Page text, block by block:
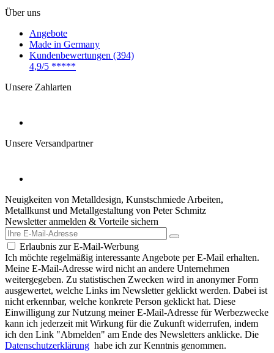
Über uns
Angebote
Made in Germany
Kundenbewertungen (394)
4,9/5 *****
Unsere Zahlarten
Unsere Versandpartner
Neuigkeiten von Metalldesign, Kunstschmiede Arbeiten,
Metallkunst und Metallgestaltung von Peter Schmitz
Newsletter anmelden & Vorteile sichern
Erlaubnis zur E-Mail-Werbung
Ich möchte regelmäßig interessante Angebote per E-Mail erhalten.
Meine E-Mail-Adresse wird nicht an andere Unternehmen
weitergegeben. Zu statistischen Zwecken wird in anonymer Form
ausgewertet, welche Links im Newsletter geklickt werden. Dabei ist
nicht erkennbar, welche konkrete Person geklickt hat. Diese
Einwilligung zur Nutzung meiner E-Mail-Adresse für Werbezwecke
kann ich jederzeit mit Wirkung für die Zukunft widerrufen, indem
ich den Link "Abmelden" am Ende des Newsletters anklicke. Die
Datenschutzerklärung habe ich zur Kenntnis genommen.